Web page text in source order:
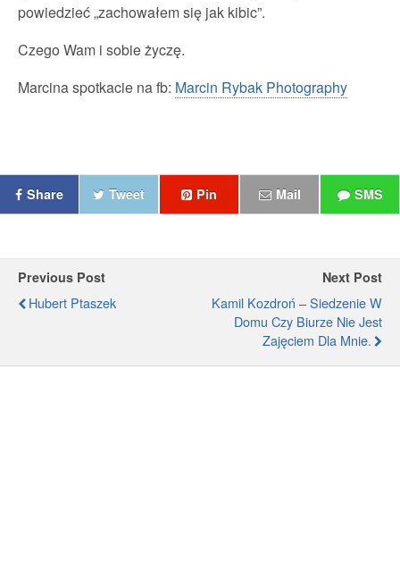
powiedzieć „zachowałem się jak kibic”.
Czego Wam i sobie życzę.
Marcina spotkacie na fb: Marcin Rybak Photography
Share Tweet Pin Mail SMS
Previous Post
Hubert Ptaszek
Next Post
Kamil Kozdroń – Siedzenie W
Domu Czy Biurze Nie Jest
Zajęciem Dla Mnie.